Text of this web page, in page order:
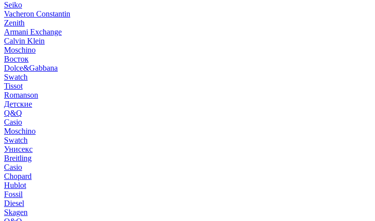
Seiko
Vacheron Constantin
Zenith
Armani Exchange
Calvin Klein
Moschino
Восток
Dolce&Gabbana
Swatch
Tissot
Romanson
Детские
Q&Q
Casio
Moschino
Swatch
Унисекс
Breitling
Casio
Chopard
Hublot
Fossil
Diesel
Skagen